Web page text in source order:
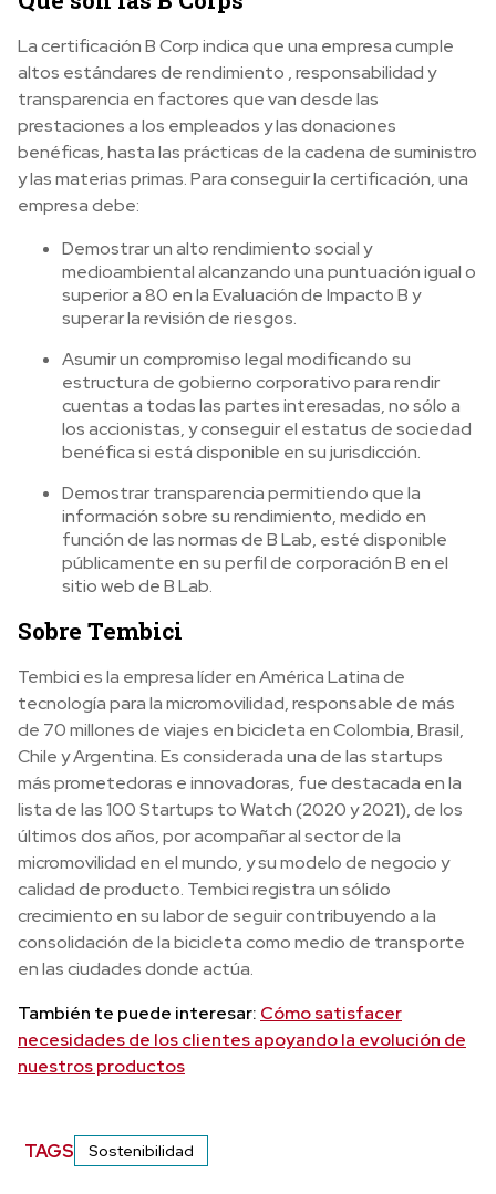
La certificación B Corp indica que una empresa cumple
altos estándares de rendimiento , responsabilidad y
transparencia en factores que van desde las
prestaciones a los empleados y las donaciones
benéficas, hasta las prácticas de la cadena de suministro
y las materias primas. Para conseguir la certificación, una
empresa debe:
Demostrar un alto rendimiento social y
medioambiental alcanzando una puntuación igual o
superior a 80 en la Evaluación de Impacto B y
superar la revisión de riesgos.
Asumir un compromiso legal modificando su
estructura de gobierno corporativo para rendir
cuentas a todas las partes interesadas, no sólo a
los accionistas, y conseguir el estatus de sociedad
benéfica si está disponible en su jurisdicción.
Demostrar transparencia permitiendo que la
información sobre su rendimiento, medido en
función de las normas de B Lab, esté disponible
públicamente en su perfil de corporación B en el
sitio web de B Lab.
Sobre Tembici
Tembici es la empresa líder en América Latina de
tecnología para la micromovilidad, responsable de más
de 70 millones de viajes en bicicleta en Colombia, Brasil,
Chile y Argentina. Es considerada una de las startups
más prometedoras e innovadoras, fue destacada en la
lista de las 100 Startups to Watch (2020 y 2021), de los
últimos dos años, por acompañar al sector de la
micromovilidad en el mundo, y su modelo de negocio y
calidad de producto. Tembici registra un sólido
crecimiento en su labor de seguir contribuyendo a la
consolidación de la bicicleta como medio de transporte
en las ciudades donde actúa.
También te puede interesar: Cómo satisfacer
necesidades de los clientes apoyando la evolución de
nuestros productos
TAGS Sostenibilidad